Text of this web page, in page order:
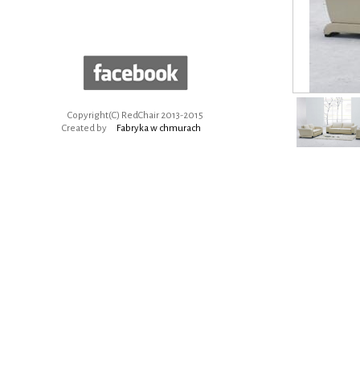
Copyright(C) RedChair 2013-2015
Created by
Fabryka w chmurach